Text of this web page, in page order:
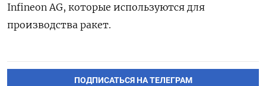
Infineon AG, которые используются для
производства ракет.
ПОДПИСАТЬСЯ НА ТЕЛЕГРАМ